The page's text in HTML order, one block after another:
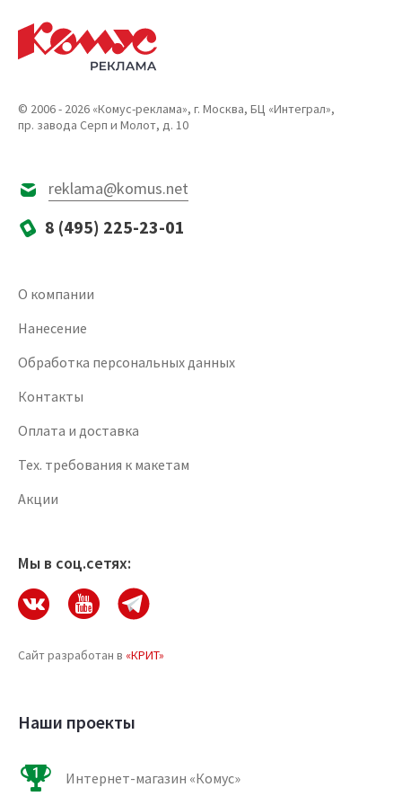
© 2006 - 2026 «Комус-реклама», г. Москва, БЦ «Интеграл»,
пр. завода Серп и Молот, д. 10
reklama@komus.net
8 (495) 225-23-01
О компании
Нанесение
Обработка персональных данных
Контакты
Оплата и доставка
Тех. требования к макетам
Акции
Мы в соц.сетях:
Сайт разработан в «КРИТ»
Наши проекты
Интернет-магазин «Комус»